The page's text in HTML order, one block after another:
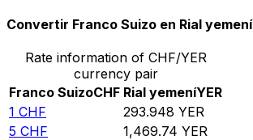
Convertir Franco Suizo en Rial yemení
Rate information of CHF/YER
currency pair
Franco SuizoCHF Rial yemeníYER
1 CHF 293.948 YER
5 CHF 1,469.74 YER